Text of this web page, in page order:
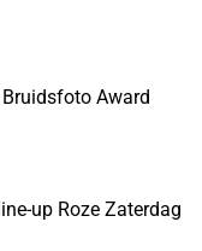
Award
up Roze Zaterdag